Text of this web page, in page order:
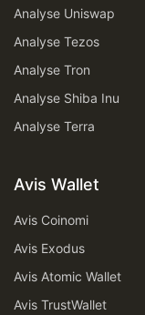
Analyse Uniswap
Analyse Tezos
Analyse Tron
Analyse Shiba Inu
Analyse Terra
Avis Wallet
Avis Coinomi
Avis Exodus
Avis Atomic Wallet
Avis TrustWallet